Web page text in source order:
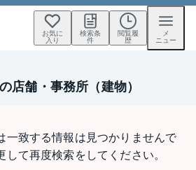
お気に
入り
検索条
件
閲覧履
歴
メ
ニュー
店舗・事務所（建物）
一致する情報は見つかりませんで
して再度検索をしてください。